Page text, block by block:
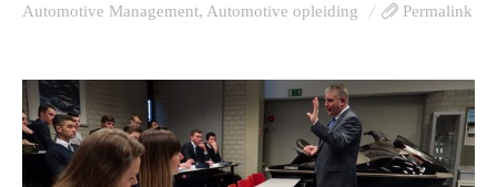
Automotive Management, Automotive opleiding Permalink